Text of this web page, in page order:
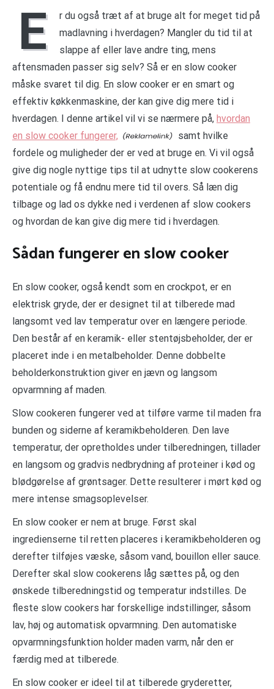
E
r du også træt af at bruge alt for meget tid på
madlavning i hverdagen? Mangler du tid til at
slappe af eller lave andre ting, mens
aftensmaden passer sig selv? Så er en slow cooker
måske svaret til dig. En slow cooker er en smart og
effektiv køkkenmaskine, der kan give dig mere tid i
hverdagen. I denne artikel vil vi se nærmere på, hvordan
en slow cooker fungerer,
samt hvilke
fordele og muligheder der er ved at bruge en. Vi vil også
give dig nogle nyttige tips til at udnytte slow cookerens
potentiale og få endnu mere tid til overs. Så læn dig
tilbage og lad os dykke ned i verdenen af slow cookers
og hvordan de kan give dig mere tid i hverdagen.
Sådan fungerer en slow cooker
En slow cooker, også kendt som en crockpot, er en
elektrisk gryde, der er designet til at tilberede mad
langsomt ved lav temperatur over en længere periode.
Den består af en keramik- eller stentøjsbeholder, der er
placeret inde i en metalbeholder. Denne dobbelte
beholderkonstruktion giver en jævn og langsom
opvarmning af maden.
Slow cookeren fungerer ved at tilføre varme til maden fra
bunden og siderne af keramikbeholderen. Den lave
temperatur, der opretholdes under tilberedningen, tillader
en langsom og gradvis nedbrydning af proteiner i kød og
blødgørelse af grøntsager. Dette resulterer i mørt kød og
mere intense smagsoplevelser.
En slow cooker er nem at bruge. Først skal
ingredienserne til retten placeres i keramikbeholderen og
derefter tilføjes væske, såsom vand, bouillon eller sauce.
Derefter skal slow cookerens låg sættes på, og den
ønskede tilberedningstid og temperatur indstilles. De
fleste slow cookers har forskellige indstillinger, såsom
lav, høj og automatisk opvarmning. Den automatiske
opvarmningsfunktion holder maden varm, når den er
færdig med at tilberede.
En slow cooker er ideel til at tilberede gryderetter,